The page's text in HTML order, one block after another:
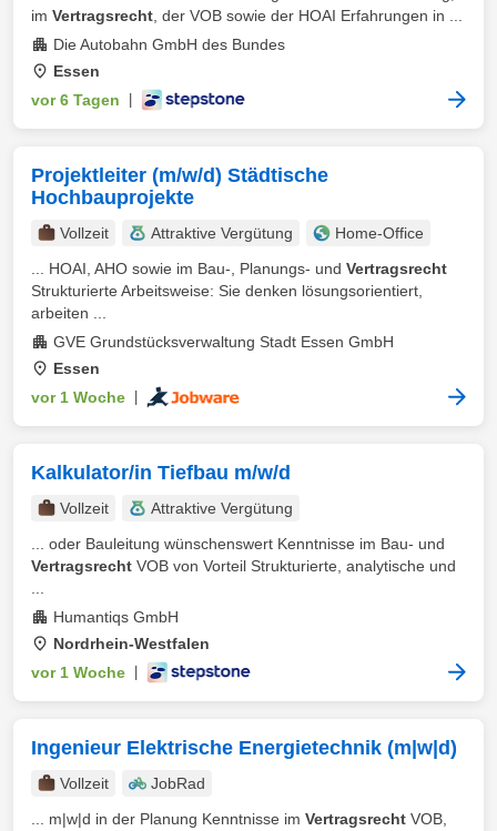
im Vertragsrecht , der VOB sowie der HOAI Erfahrungen in ...
Die Autobahn GmbH des Bundes
Essen
vor 6 Tagen
Projektleiter (m/w/d) Städtische
Hochbauprojekte
Vollzeit Attraktive Vergütung
Home-Office
... HOAI, AHO sowie im Bau-, Planungs- und Vertragsrecht
Strukturierte Arbeitsweise: Sie denken lösungsorientiert,
arbeiten ...
GVE Grundstücksverwaltung Stadt Essen GmbH
Essen
vor 1 Woche
Kalkulator/in Tiefbau m/w/d
Vollzeit
Attraktive Vergütung
... oder Bauleitung wünschenswert Kenntnisse im Bau- und
Vertragsrecht VOB von Vorteil Strukturierte, analytische und
Humantiqs GmbH
Nordrhein-Westfalen
vor 1 Woche
Ingenieur Elektrische Energietechnik (m|w|d)
Vollzeit
JobRad
... m|w|d in der Planung Kenntnisse im Vertragsrecht VOB,